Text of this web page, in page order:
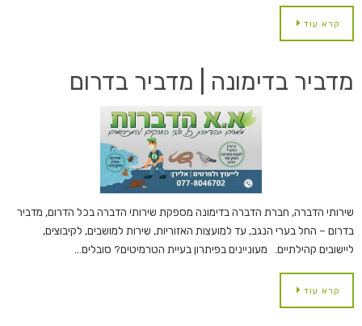
קרא עוד
מדביר בדימונה | מדביר בדרום
שירותי הדברה, חברת הדברה בדימונה מספקת שירותי הדברה בכל הדרום, מדביר
בדרום – החל בערי הנגב, עד למועצות האזוריות, שירות למושבים, לקיבוצים,
ליישובים קהילתיים. מעוניינים בפיתרון בעיית הטרמיטים? סובלים…
קרא עוד